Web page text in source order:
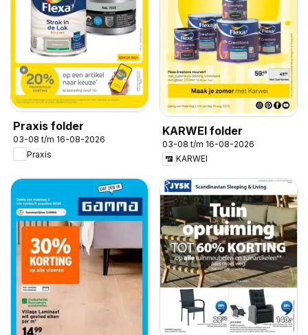
Praxis folder
03-08 t/m 16-08-2026
Praxis
KARWEI folder
03-08 t/m 16-08-2026
KARWEI